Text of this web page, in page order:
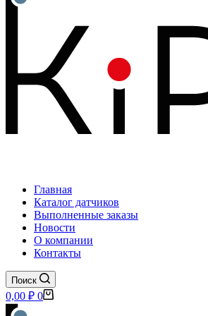
Главная
Каталог датчиков
Выполненные заказы
Новости
О компании
Контакты
Поиск
Корзина
0,00 ₽ 0